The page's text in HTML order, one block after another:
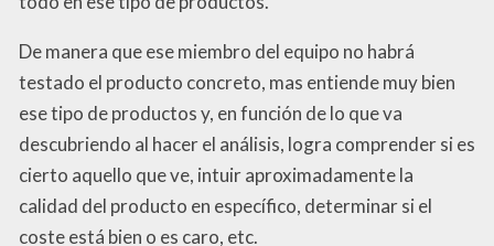
De manera que ese miembro del equipo no habrá
testado el producto concreto, mas entiende muy bien
ese tipo de productos y, en función de lo que va
descubriendo al hacer el análisis, logra comprender si es
cierto aquello que ve, intuir aproximadamente la
calidad del producto en específico, determinar si el
coste está bien o es caro, etc.